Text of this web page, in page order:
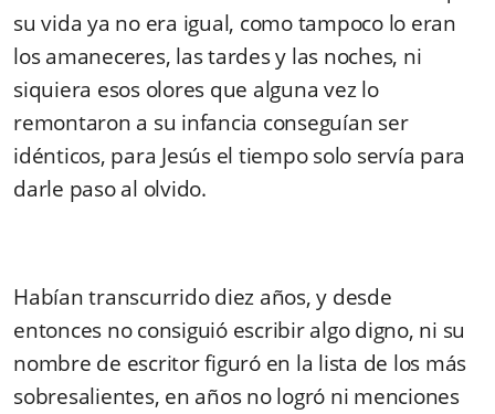
su vida ya no era igual, como tampoco lo eran
los amaneceres, las tardes y las noches, ni
siquiera esos olores que alguna vez lo
remontaron a su infancia conseguían ser
idénticos, para Jesús el tiempo solo servía para
darle paso al olvido.
Habían transcurrido diez años, y desde
entonces no consiguió escribir algo digno, ni su
nombre de escritor figuró en la lista de los más
sobresalientes, en años no logró ni menciones